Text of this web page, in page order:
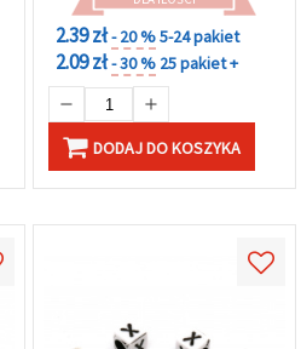
2.39 zł- 20 %5-24 pakiet
2.09 zł- 30 % 25 pakiet +
DODAJ DO KOSZYKA